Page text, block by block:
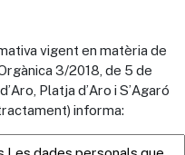
vigent en matèria de
3/2018, de 5 de
Platja d’Aro i S’Agaró
informa: